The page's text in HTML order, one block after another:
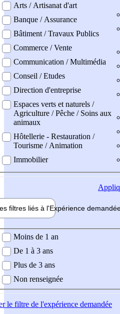
Arts / Artisanat d'art
Banque / Assurance
Bâtiment / Travaux Publics
Commerce / Vente
Communication / Multimédia
Conseil / Etudes
Direction d'entreprise
Espaces verts et naturels /
Agriculture / Pêche / Soins aux
animaux
Hôtellerie - Restauration /
Tourisme / Animation
Immobilier
filtres liés à l'Expérience
demandée
Moins de 1 an
De 1 à 3 ans
Plus de 3 ans
Non renseignée
le filtre de l'expérience demandée